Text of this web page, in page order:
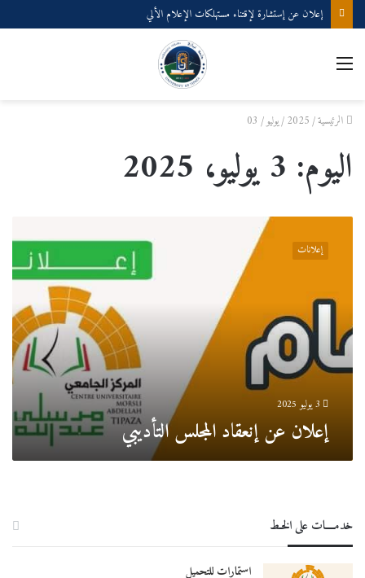
إعلان عن إستشارة لإقتناء مستهلكات الإعلام الألي
القائمة
الرئيسية/
2025
/يوليو/
03
اليوم: 3 يوليو، 2025
إعلان
التأديبي
إعلانات
3 يوليو 2025
إعلان عن إنعقاد المجلس التأديبي
خدمــــات على الخـط
استمارات للتحميل